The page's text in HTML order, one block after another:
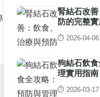
腎結石改
防的完整
⏱️ 2026-04-06
狗結石飲
理實用指
單
⏱️ 2026-03-17